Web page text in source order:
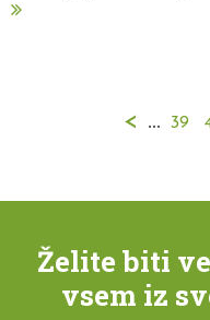
< ... 39
Želite biti
vsem iz